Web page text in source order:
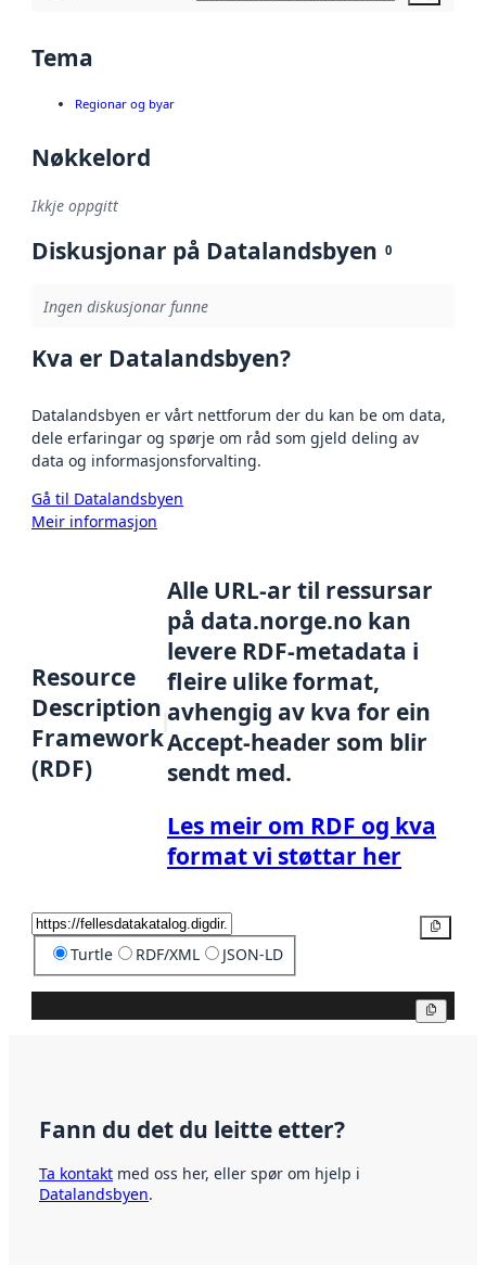
Tema
Regionar og byar
Nøkkelord
Ikkje oppgitt
Diskusjonar på Datalandsbyen 0
Ingen diskusjonar funne
Kva er Datalandsbyen?
Datalandsbyen er vårt nettforum der du kan be om data,
dele erfaringar og spørje om råd som gjeld deling av
data og informasjonsforvalting.
Gå til Datalandsbyen
Meir informasjon
Resource
Description
Framework
(RDF)
Alle URL-ar til ressursar
på data.norge.no kan
levere RDF-metadata i
fleire ulike format,
avhengig av kva for ein
Accept-header som blir
sendt med.
Les meir om RDF og kva
format vi støttar her
Turtle RDF/XML JSON-LD
Fann du det du leitte etter?
Ta kontakt med oss her, eller spør om hjelp i
Datalandsbyen.